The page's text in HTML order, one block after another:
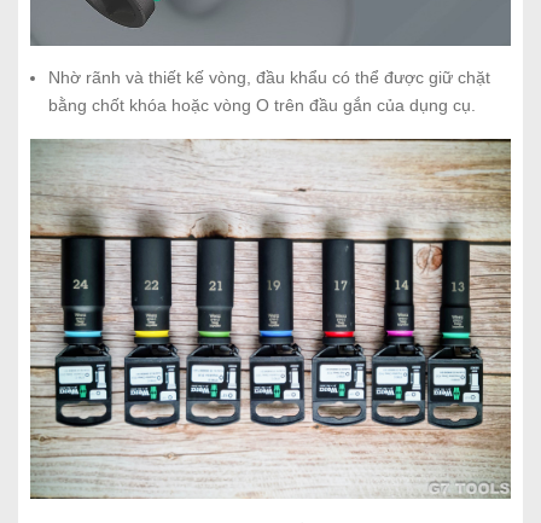
Nhờ rãnh và thiết kế vòng, đầu khẩu có thể được giữ chặt
bằng chốt khóa hoặc vòng O trên đầu gắn của dụng cụ.